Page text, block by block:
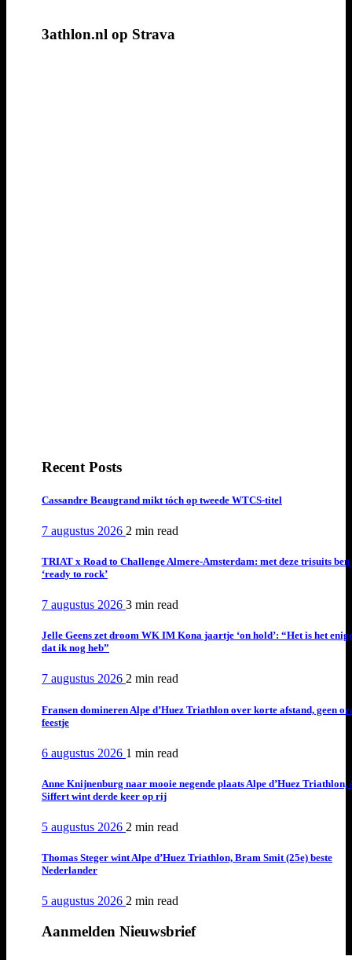
3athlon.nl op Strava
Recent Posts
Cassandre Beaugrand mikt tóch op tweede WTCS-titel
7 augustus 2026 2 min read
TRIAT x Road to Challenge Almere-Amsterdam: met deze trisuits ben
‘ready to rock’
7 augustus 2026 3 min read
Jelle Geens zet droom WK IM Kona jaartje ‘on hold’: “Het is het
dat ik nog heb”
7 augustus 2026 2 min read
Fransen domineren Alpe d’Huez Triathlon over korte afstand, geen
feestje
6 augustus 2026 1 min read
Anne Knijnenburg naar mooie negende plaats Alpe d’Huez Triathlon,
Siffert wint derde keer op rij
5 augustus 2026 2 min read
Thomas Steger wint Alpe d’Huez Triathlon, Bram Smit (25e) beste
Nederlander
5 augustus 2026 2 min read
Aanmelden Nieuwsbrief